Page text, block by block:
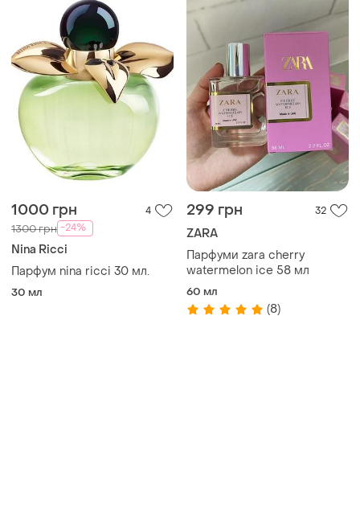
1000 грн 4
1300 грн -24%
Nina Ricci
Парфум nina ricci 30 мл.
30 мл
299 грн 32
ZARA
Парфуми zara cherry
watermelon ice 58 мл
60 мл
(8)